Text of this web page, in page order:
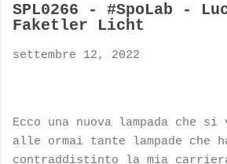
SPL0266 - #SpoLab -
Faketler Licht
settembre 12, 2022
Ecco una nuova lampada che si
alle ormai tante lampade che
contraddistinto la mia